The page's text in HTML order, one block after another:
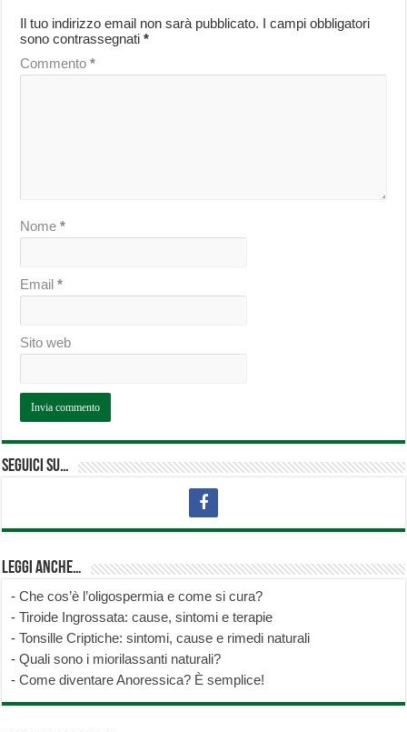
Il tuo indirizzo email non sarà pubblicato. I campi obbligatori
sono contrassegnati*
Commento*
Nome*
Email*
Sito web
Seguici su…
Leggi anche…
-Che cos’è l’oligospermia e come si cura?
-Tiroide Ingrossata: cause, sintomi e terapie
-Tonsille Criptiche: sintomi, cause e rimedi naturali
-Quali sono i miorilassanti naturali?
-Come diventare Anoressica? È semplice!